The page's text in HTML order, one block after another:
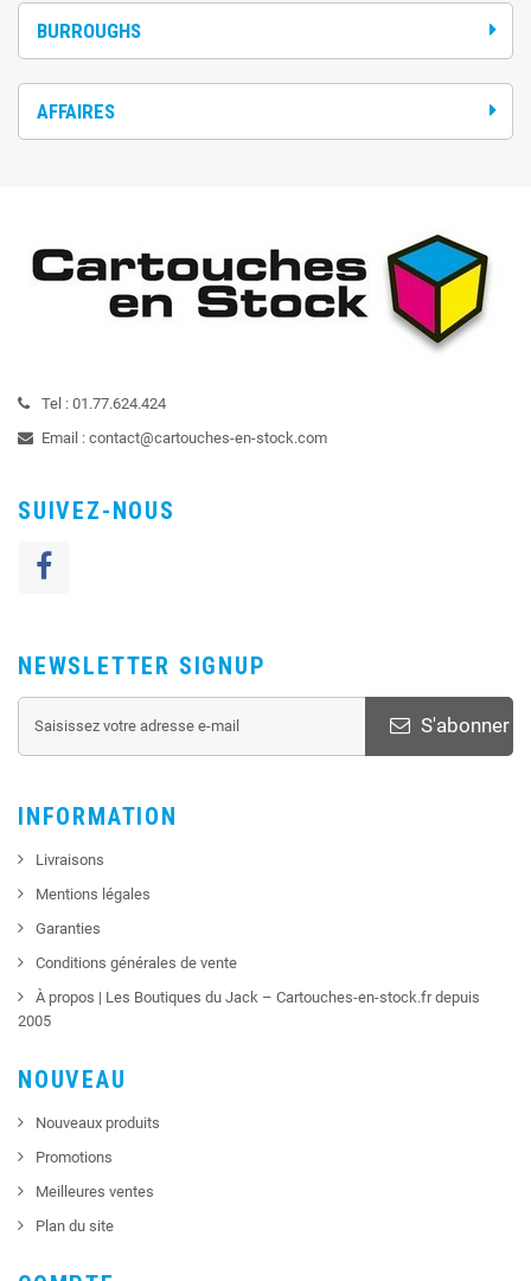
BURROUGHS
AFFAIRES
Tel : 01.77.624.424
Email : contact@cartouches-en-stock.com
SUIVEZ-NOUS
NEWSLETTER SIGNUP
S'abonner
INFORMATION
Livraisons
Mentions légales
Garanties
Conditions générales de vente
À propos | Les Boutiques du Jack – Cartouches-en-stock.fr depuis
2005
NOUVEAU
Nouveaux produits
Promotions
Meilleures ventes
Plan du site